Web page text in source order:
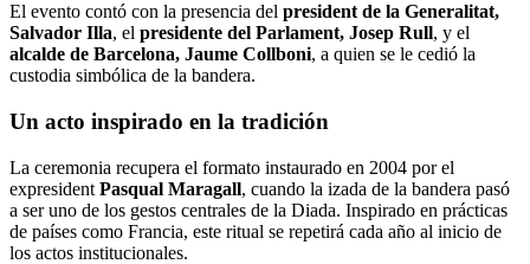
El evento contó con la presencia del president de la Generalitat,
Salvador Illa, el presidente del Parlament, Josep Rull, y el
alcalde de Barcelona, Jaume Collboni, a quien se le cedió la
custodia simbólica de la bandera.
Un acto inspirado en la tradición
La ceremonia recupera el formato instaurado en 2004 por el
expresident Pasqual Maragall, cuando la izada de la bandera pasó
a ser uno de los gestos centrales de la Diada. Inspirado en prácticas
de países como Francia, este ritual se repetirá cada año al inicio de
los actos institucionales.